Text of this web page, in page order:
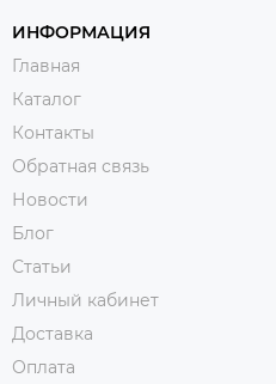
ИНФОРМАЦИЯ
Главная
Каталог
Контакты
Обратная связь
Новости
Блог
Статьи
Личный кабинет
Доставка
Оплата